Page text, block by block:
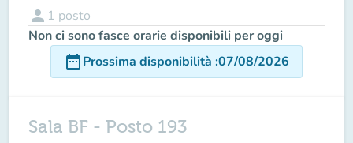
person 1 posto
Non ci sono fasce orarie disponibili per oggi
date_rangeProssima disponibilità :07/08/2026
Sala BF - Posto 193